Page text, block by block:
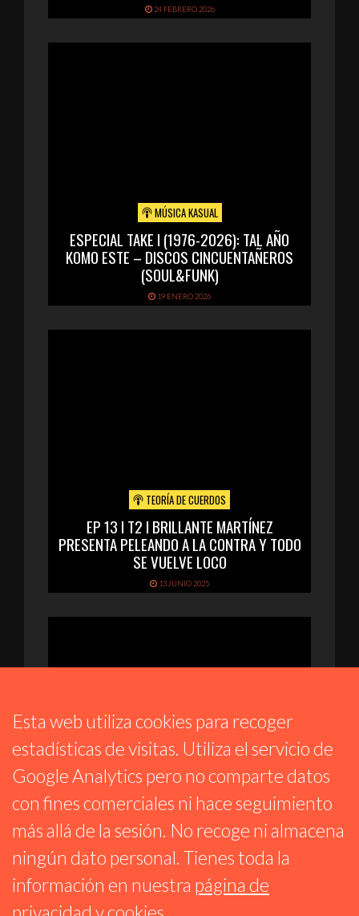
24 FEBRERO 2026
MÚSICA KASUAL
ESPECIAL TAKE I (1976-2026): TAL AÑO
KOMO ESTE – DISCOS CINCUENTAÑEROS
(SOUL&FUNK)
19 ENERO 2026
TEORÍA DE CUERDOS
EP 13 I T2 I BRILLANTE MARTÍNEZ
PRESENTA PELEANDO A LA CONTRA Y TODO
SE VUELVE LOCO
13 JUNIO 2025
ESPACIO COMÚN 15M
ENTREVISTA A LA LIBRERÍA TRAFICANTES
DE SUEÑOS: SU HISTORIA Y MUCHO MÁS
Esta web utiliza cookies para recoger
estadísticas de visitas. Utiliza el servicio de
Google Analytics pero no comparte datos
con fines comerciales ni hace seguimiento
más allá de la sesión. No recoge ni almacena
ningún dato personal. Tienes toda la
información en nuestra página de